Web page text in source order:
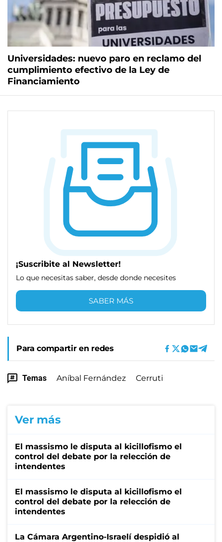
Universidades: nuevo paro en reclamo del
cumplimiento efectivo de la Ley de
Financiamiento
¡Suscribite al Newsletter!
Lo que necesitas saber, desde donde necesites
SABER MÁS
Para compartir en redes
Temas Aníbal Fernández Cerruti
Ver más
El massismo le disputa al kicillofismo el
control del debate por la relección de
intendentes
El massismo le disputa al kicillofismo el
control del debate por la relección de
intendentes
La Cámara Argentino-Israelí despidió al